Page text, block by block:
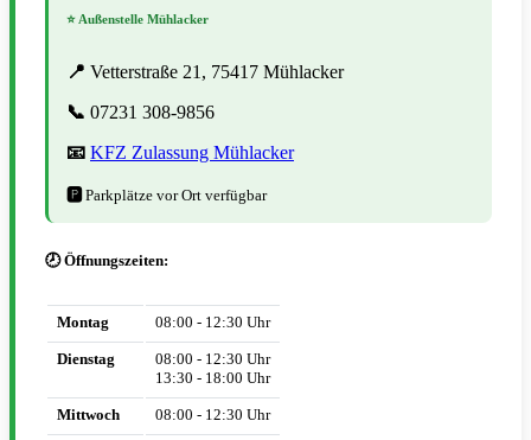
⭐ Außenstelle Mühlacker
📍 Vetterstraße 21, 75417 Mühlacker
📞 07231 308-9856
📧 KFZ Zulassung Mühlacker
🅿️ Parkplätze vor Ort verfügbar
🕗 Öffnungszeiten:
Montag 08:00 - 12:30 Uhr
Dienstag
08:00 - 12:30 Uhr
13:30 - 18:00 Uhr
Mittwoch 08:00 - 12:30 Uhr